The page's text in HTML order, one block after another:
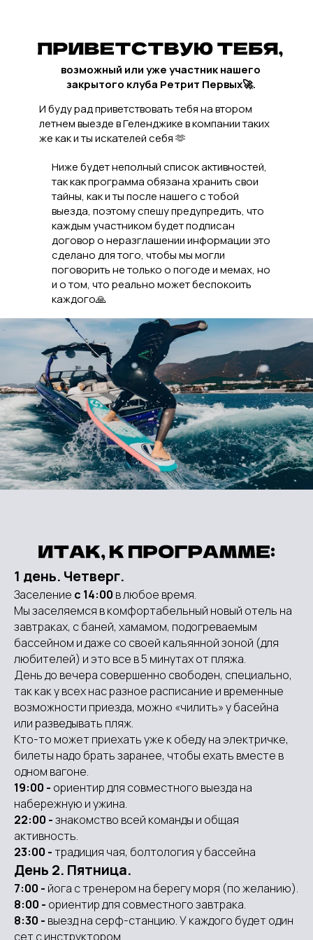
И буду рад приветствовать тебя на втором
летнем выезде в Геленджике в компании таких
же как и ты искателей себя 🫶
возможный или уже участник нашего
закрытого клуба Ретрит Первых🚀.
Ниже будет неполный список активностей,
так как программа обязана хранить свои
тайны, как и ты после нашего с тобой
выезда, поэтому спешу предупредить, что
каждым участником будет подписан
договор о неразглашении информации это
сделано для того, чтобы мы могли
поговорить не только о погоде и мемах, но
и о том, что реально может беспокоить
каждого🙏
1 день. Четверг.
Заселение с 14:00 в любое время.
Мы заселяемся в комфортабельный новый отель на
завтраках, с баней, хамамом, подогреваемым
бассейном и даже со своей кальянной зоной (для
любителей) и это все в 5 минутах от пляжа.
День до вечера совершенно свободен, специально,
так как у всех нас разное расписание и временные
возможности приезда, можно «чилить» у басейна
или разведывать пляж.
Кто-то может приехать уже к обеду на электричке,
билеты надо брать заранее, чтобы ехать вместе в
одном вагоне.
19:00 - ориентир для совместного выезда на
набережную и ужина.
22:00 -знакомство всей команды и общая
активность.
23:00 - традиция чая, болтология у бассейна
День 2. Пятница.
7:00 - йога с тренером на берегу моря (по желанию).
8:00 - ориентир для совместного завтрака.
8:30 - выезд на серф-станцию. У каждого будет один
сет с инструктором.